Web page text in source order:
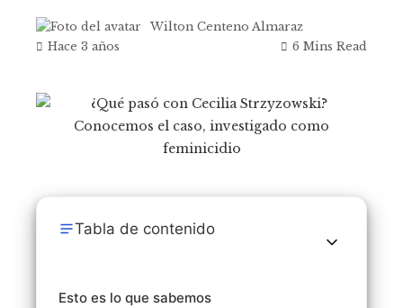
Wilton Centeno Almaraz
Hace 3 años
6 Mins Read
Tabla de contenido
Esto es lo que sabemos